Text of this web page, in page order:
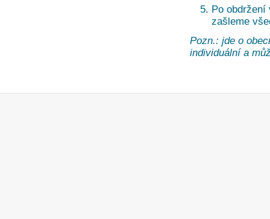
Po obdržení
zašleme
Pozn.: jde o
individuální a